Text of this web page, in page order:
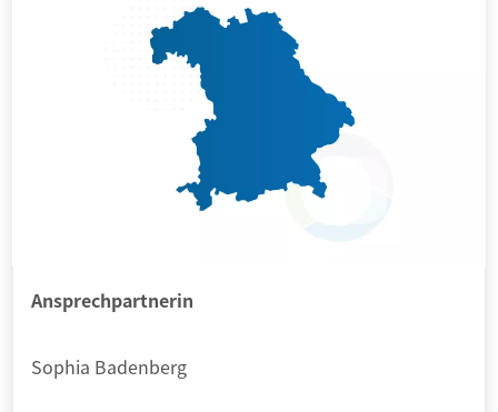
Ansprechpartnerin
Sophia Badenberg